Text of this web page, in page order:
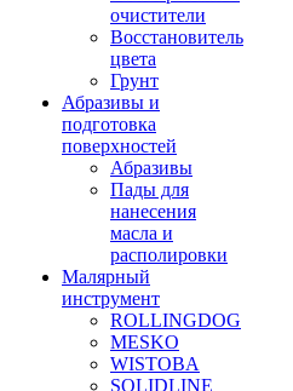
очистители
Восстановитель
цвета
Грунт
Абразивы и
подготовка
поверхностей
Абразивы
Пады для
нанесения
масла и
располировки
Малярный
инструмент
ROLLINGDOG
MESKO
WISTOBA
SOLIDLINE